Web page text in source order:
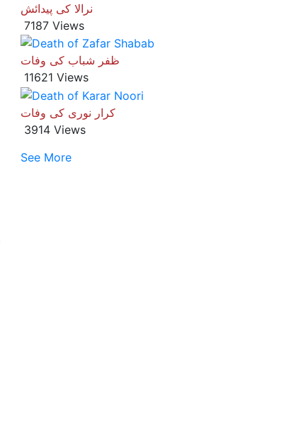
نرالا کی پیدائش
7187 Views
ظفر شباب کی وفات
11621 Views
کرار نوری کی وفات
3914 Views
See More